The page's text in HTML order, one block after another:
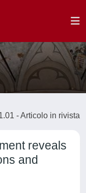
- Articolo in rivista
reveals
and